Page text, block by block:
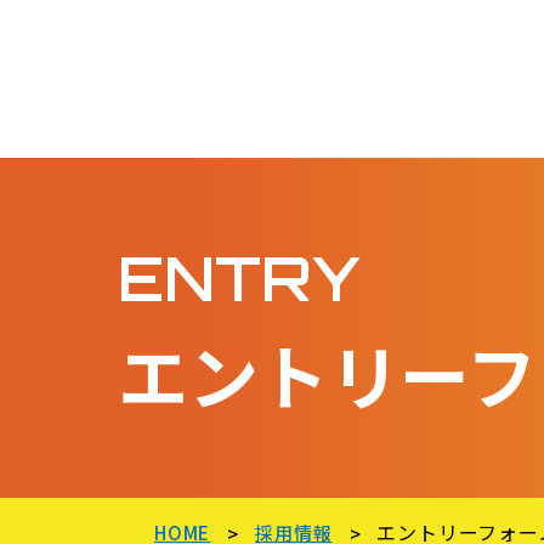
ENTRY
エントリー
HOME 採用情報 エントリーフォ